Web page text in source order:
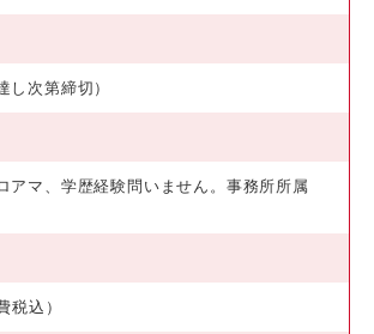
し次第締切）
アマ、学歴経験問いません。事務所所属
税込）